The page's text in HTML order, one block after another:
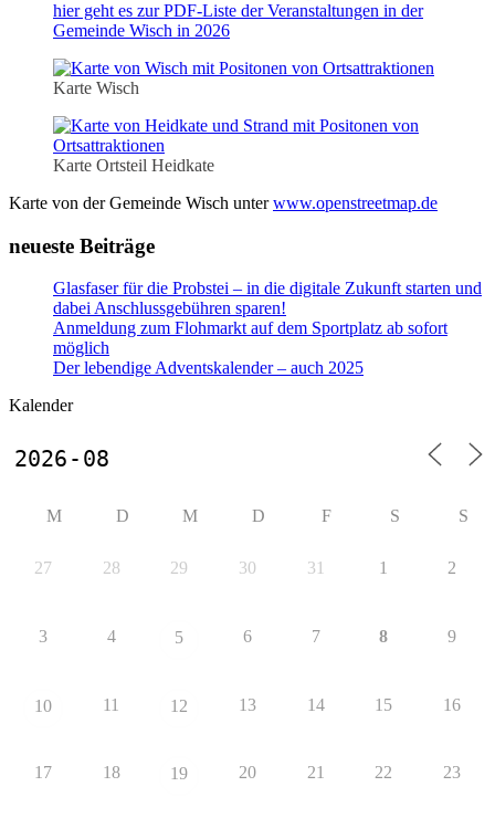
hier geht es zur PDF-Liste der Veranstaltungen in der
Gemeinde Wisch in 2026
Karte Wisch
Karte Ortsteil Heidkate
Karte von der Gemeinde Wisch unterwww.openstreetmap.de
neueste Beiträge
Glasfaser für die Probstei – in die digitale Zukunft starten und
dabei Anschlussgebühren sparen!
Anmeldung zum Flohmarkt auf dem Sportplatz ab sofort
möglich
Der lebendige Adventskalender – auch 2025
Kalender
M D M D F S S
27 28 29 30 31 1 2
3 4 5 6 7 8 9
10 11 12 13 14 15 16
17 18 19 20 21 22 23